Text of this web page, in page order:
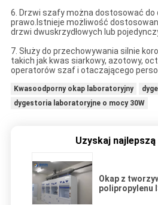
6. Drzwi szafy można dostosować do
prawo.Istnieje możliwość
drzwi dwuskrzydłowych lub
7. Służy do przechowywania silnie
takich jak kwas siarkowy, azotowy,
operatorów szaf i otaczającego
Kwasoodporny okap laboratoryjny
dygestoria laboratoryjne o mocy 30W
Uzyskaj najlepszą
Okap z
polipropylenu